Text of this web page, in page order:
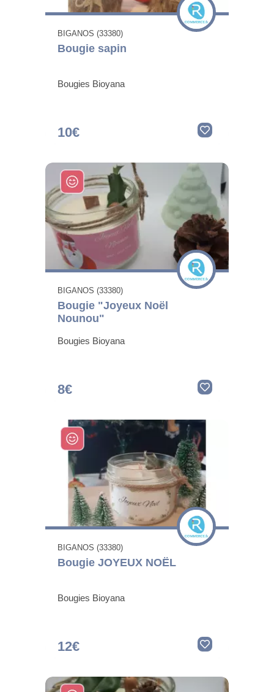
BIGANOS (33380)
Bougie sapin
Bougies Bioyana
10€
BIGANOS (33380)
Bougie "Joyeux Noël
Nounou"
Bougies Bioyana
8€
BIGANOS (33380)
Bougie JOYEUX NOËL
Bougies Bioyana
12€